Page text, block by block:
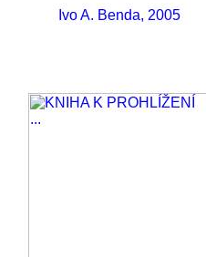
Ivo A. Benda, 2005